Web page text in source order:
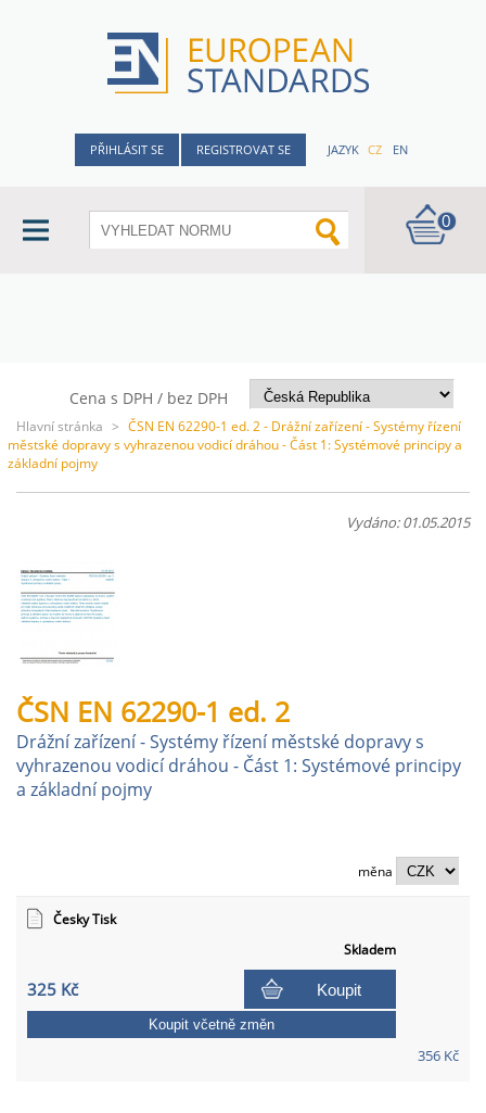
PŘIHLÁSIT SE REGISTROVAT SE JAZYK CZ EN
0
Cena s DPH / bez DPH
Hlavní stránka > ČSN EN 62290-1 ed. 2 - Drážní zařízení - Systémy řízení
městské dopravy s vyhrazenou vodicí dráhou - Část 1: Systémové principy a
základní pojmy
Vydáno: 01.05.2015
ČSN EN 62290-1 ed. 2
Drážní zařízení - Systémy řízení městské dopravy s
vyhrazenou vodicí dráhou - Část 1: Systémové principy
a základní pojmy
měna
Česky Tisk
Skladem
325 Kč Koupit
356 Kč
Koupit včetně změn